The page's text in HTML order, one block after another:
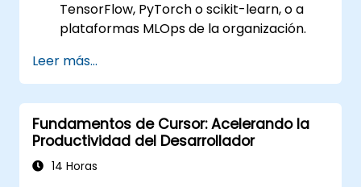
TensorFlow, PyTorch o scikit-learn, o a
plataformas MLOps de la organización.
Leer más...
Fundamentos de Cursor: Acelerando la
Productividad del Desarrollador
14 Horas